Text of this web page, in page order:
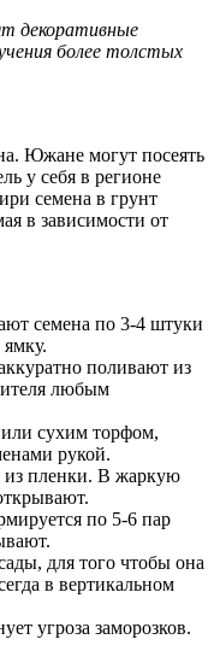
декоративные
более толстых
Южане могут посеять
у себя в регионе
семена в грунт
в зависимости от
семена по 3-4 штуки
поливают из
любым
сухим торфом,
рукой.
из пленки. В жаркую
по 5-6 пар
для того чтобы она
в вертикальном
угроза заморозков.